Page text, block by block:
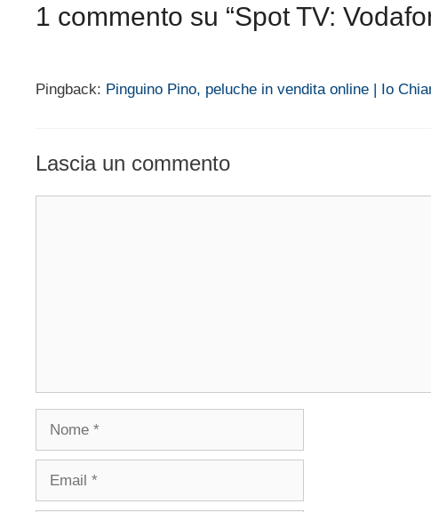
1 commento su “Spot TV:
Pingback: Pinguino Pino, peluche in vendita online | Io
Lascia un commento
Nome
Email